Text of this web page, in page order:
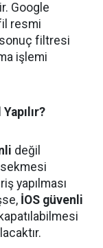
Google
resmi
filtresi
işlemi
değil
sekmesi
yapılması
İOS güvenli